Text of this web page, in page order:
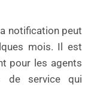
notification peut
mois. Il est
pour les agents
de service qui